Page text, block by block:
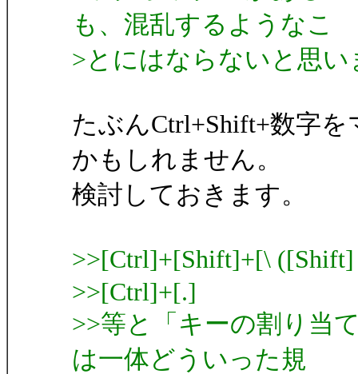
も、混乱するようなこ
>とにはならないと思い
たぶんCtrl+Shift+数字
かもしれません。
検討しておきます。
>>[Ctrl]+[Shift]+[\
>>[Ctrl]+[.]
>>等と「キーの割り当
は一体どういった規